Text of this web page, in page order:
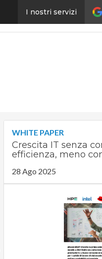
I nostri servizi
globale cambia
WHITE PAPER
Crescita IT senza
efficienza, meno
28 Ago 2025